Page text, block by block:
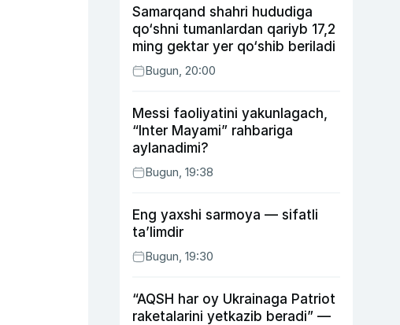
Samarqand shahri hududiga
qo‘shni tumanlardan qariyb 17,2
ming gektar yer qo‘shib beriladi
Bugun, 20:00
Messi faoliyatini yakunlagach,
“Inter Mayami” rahbariga
aylanadimi?
Bugun, 19:38
Eng yaxshi sarmoya — sifatli
ta’limdir
Bugun, 19:30
“AQSH har oy Ukrainaga Patriot
raketalarini yetkazib beradi” —